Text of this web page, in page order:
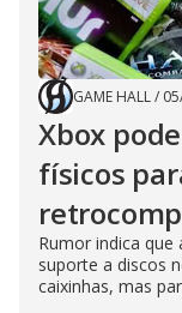
GAME HALL/
Xbox
físicos
Rumor indica
suporte a discos
caixinhas, mas